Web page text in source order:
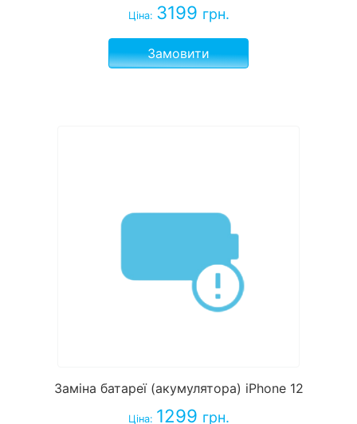
Ціна: 3199 грн.
Замовити
Заміна батареї (акумулятора) iPhone 12
Ціна: 1299 грн.